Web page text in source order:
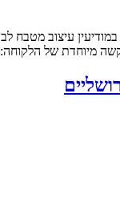
במודיעין עיצוב
מיוחדת של